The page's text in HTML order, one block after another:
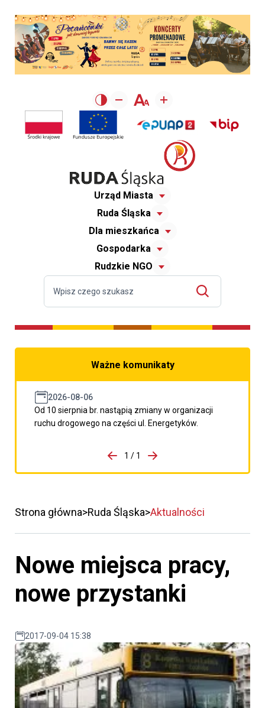
Urząd Miasta
Ruda Śląska
Dla mieszkańca
Gospodarka
Rudzkie NGO
Ważne komunikaty
2026-08-06
Od 10 sierpnia br. nastąpią zmiany w organizacji
ruchu drogowego na części ul. Energetyków.
porzpedniego komunikatu
1 / 1
Przejdź do następnego
Strona główna Ruda Śląska Aktualności
Nowe miejsca pracy,
nowe przystanki
2017-09-04 15:38